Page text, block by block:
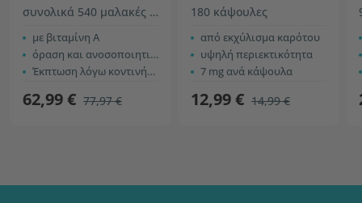
συνολικά 540 μαλακές κάψουλες
με βιταμίνη Α
όραση και ανοσοποιητικό σύστημα
Έκπτωση λόγω κοντινής ημερομηνίας λήξης
62,99 € 77,97 €
180 κάψουλες
από εκχύλισμα καρότου
υψηλή περιεκτικότητα
7 mg ανά κάψουλα
12,99 € 14,99 €